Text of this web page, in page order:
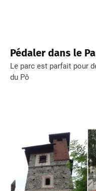
Pédaler dans le
Le parc est parfait pour
du Pô